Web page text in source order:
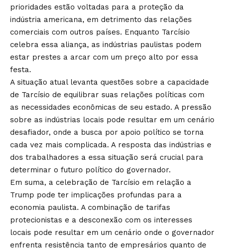
prioridades estão voltadas para a proteção da
indústria americana, em detrimento das relações
comerciais com outros países. Enquanto Tarcísio
celebra essa aliança, as indústrias paulistas podem
estar prestes a arcar com um preço alto por essa
festa.
A situação atual levanta questões sobre a capacidade
de Tarcísio de equilibrar suas relações políticas com
as necessidades econômicas de seu estado. A pressão
sobre as indústrias locais pode resultar em um cenário
desafiador, onde a busca por apoio político se torna
cada vez mais complicada. A resposta das indústrias e
dos trabalhadores a essa situação será crucial para
determinar o futuro político do governador.
Em suma, a celebração de Tarcísio em relação a
Trump pode ter implicações profundas para a
economia paulista. A combinação de tarifas
protecionistas e a desconexão com os interesses
locais pode resultar em um cenário onde o governador
enfrenta resistência tanto de empresários quanto de